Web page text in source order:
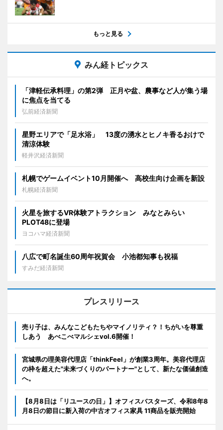
もっと見る
みん経トピックス
「津軽伝承料理」の第2弾 正月や盆、農事など人が集う場
に焦点を当てる
弘前経済新聞
星野エリアで「足水浴」 13度の湧水とヒノキ香るおけで
清涼体験
軽井沢経済新聞
札幌でゲームイベント10月開催へ 高校生向け企画を新設
札幌経済新聞
火星を旅するVR体験アトラクション みなとみらい
PLOT48に登場
ヨコハマ経済新聞
八広で町名誕生60周年祝賀会 小池都知事も祝福
すみだ経済新聞
プレスリリース
売り子は、みんなこどもたちやマイノリティ？！ちがいを尊重
しあう あべこべマルシェvol.6開催！
宮城県の理美容代理店「thinkFeel」が創業3周年。美容代理店
の枠を超えた"未来づくりのパートナー"として、新たな価値創造
へ。
【8月8日は「リユースの日」】オフィスバスターズ、令和8年8
月8日の節目に新入荷の中古オフィス家具 11商品を販売開始